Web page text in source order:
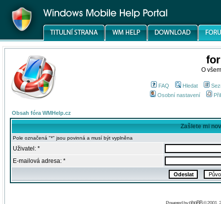
O
FAQ Hledat
Osobní nastavení
Obsah fóra WMHelp.cz
Zašlete mi
Pole označená "*" jsou povinná a musí být vyplněna
Uživatel: *
E-mailová adresa: *
Powered byphpBB© 2001,